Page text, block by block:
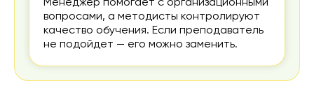
Менеджер помогает с организационными
вопросами, а методисты контролируют
качество обучения. Если преподаватель
не подойдет — его можно заменить.